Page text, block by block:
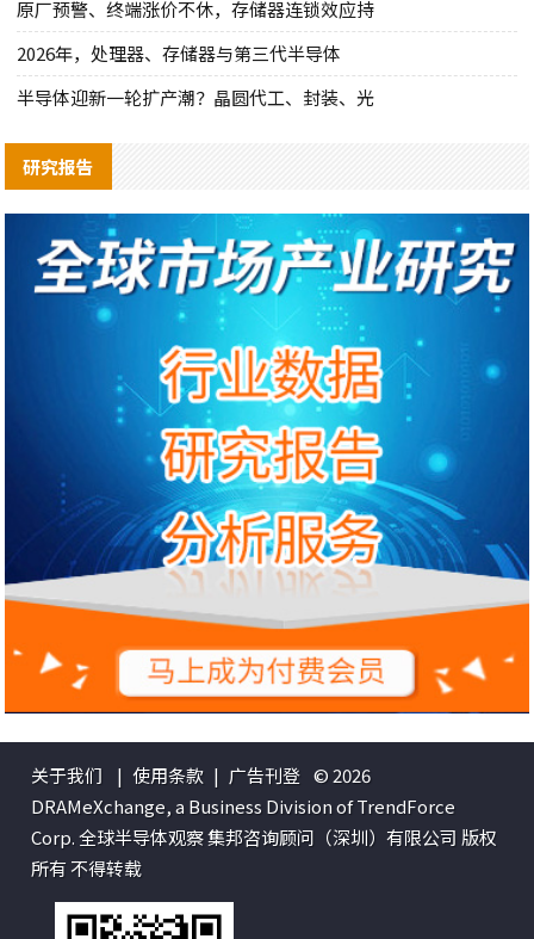
原厂预警、终端涨价不休，存储器连锁效应持
2026年，处理器、存储器与第三代半导体
半导体迎新一轮扩产潮？晶圆代工、封装、光
研究报告
关于我们 | 使用条款 | 广告刊登 © 2026
DRAMeXchange, a Business Division of TrendForce
Corp. 全球半导体观察 集邦咨询顾问（深圳）有限公司 版权
所有 不得转载